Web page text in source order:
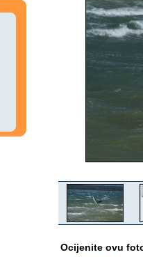
Ocijenite ovu